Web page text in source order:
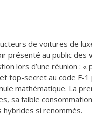
de voitures de
présenté au public des
lors d’une réunion :
top-secret au code F-1
mathématique. La
sa faible
hybrides si renommés.